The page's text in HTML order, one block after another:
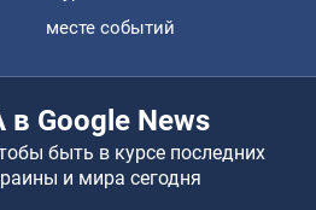
месте событий
в Google News
быть в курсе последних
и мира сегодня